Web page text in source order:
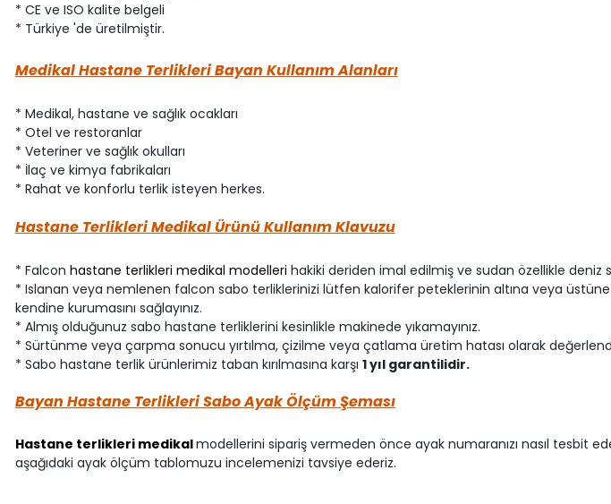
* CE ve ISO kalite belgeli
* Türkiye 'de üretilmiştir.
Medikal Hastane Terlikleri Bayan Kullanım Alanları
* Medikal, hastane ve sağlık ocakları
* Otel ve restoranlar
* Veteriner ve sağlık okulları
* İlaç ve kimya fabrikaları
* Rahat ve konforlu terlik isteyen herkes.
Hastane Terlikleri Medikal Ürünü Kullanım Klavuzu
* Falcon hastane terlikleri medikal modelleri hakiki deriden imal edilmiş ve sudan özellikle deniz
* Islanan veya nemlenen falcon sabo terliklerinizi lütfen kalorifer peteklerinin altına veya
kendine kurumasını sağlayınız.
* Almış olduğunuz sabo hastane terliklerini kesinlikle makinede yıkamayınız.
* Sürtünme veya çarpma sonucu yırtılma, çizilme veya çatlama üretim hatası olarak
* Sabo hastane terlik ürünlerimiz taban kırılmasına karşı 1 yıl garantilidir.
Bayan Hastane Terlikleri Sabo Ayak Ölçüm Şeması
Hastane terlikleri medikalmodellerini sipariş vermeden önce ayak numaranızı nasıl tesbit
aşağıdaki ayak ölçüm tablomuzu incelemenizi tavsiye ederiz.